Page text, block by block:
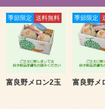
季節限定 送料無料
富良野メロン2玉
季節限定
富良野メ